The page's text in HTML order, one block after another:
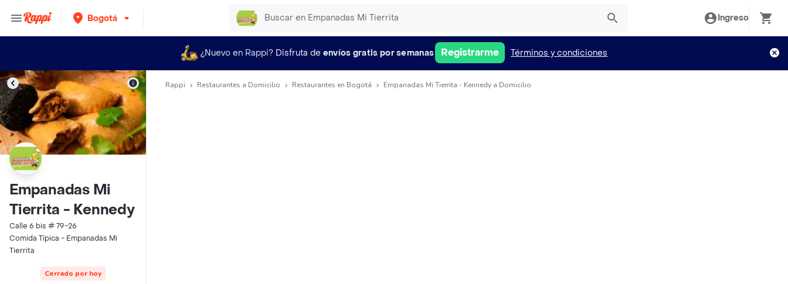
Bogotá Ingreso
¿Nuevo en Rappi? Disfruta de envíos gratis por semanas Registrarme Términos y condiciones
Empanadas Mi
Tierrita - Kennedy
Calle 6 bis # 79-26
Comida Típica - Empanadas Mi
Tierrita
Cerrado por hoy
Rappi Restaurantes a Domicilio Restaurantes en Bogotá Empanadas Mi Tierrita - Kennedy a Domicilio